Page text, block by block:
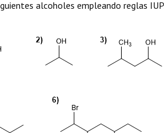
alcoholes empleando reglas